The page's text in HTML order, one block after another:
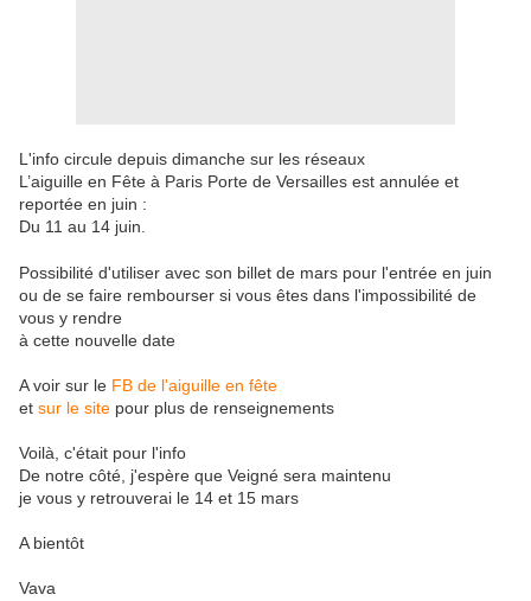
L'info circule depuis dimanche sur les réseaux
L’aiguille en Fête à Paris Porte de Versailles est annulée et
reportée en juin :
Du 11 au 14 juin.
Possibilité d'utiliser avec son billet de mars pour l'entrée en juin
ou de se faire rembourser si vous êtes dans l'impossibilité de
vous y rendre
à cette nouvelle date
A voir sur le FB de l'aiguille en fête
et sur le site pour plus de renseignements
Voilà, c'était pour l'info
De notre côté, j'espère que Veigné sera maintenu
je vous y retrouverai le 14 et 15 mars
A bientôt
Vava